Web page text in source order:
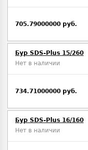
705.79000000 руб.
Бур SDS-Plus 15/260
Нет в наличии
734.71000000 руб.
Бур SDS-Plus 16/160
Нет в наличии